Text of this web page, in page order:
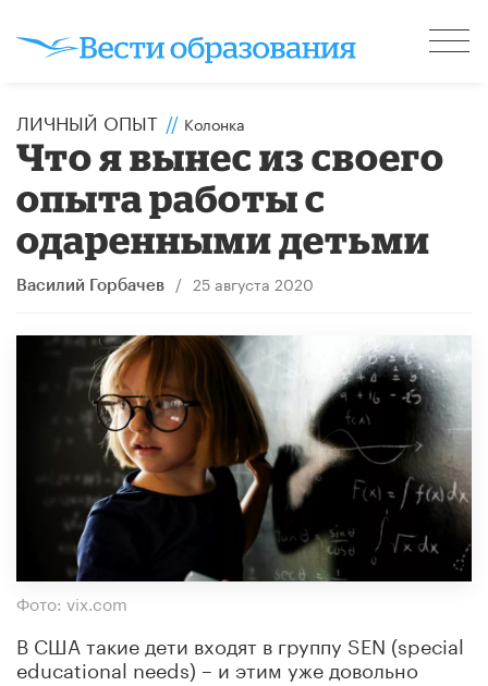
ЛИЧНЫЙ ОПЫТ // Колонка
Что я вынес из своего
опыта работы с
одаренными детьми
Василий Горбачев / 25 августа 2020
Фото: vix.com
В США такие дети входят в группу SEN (special
educational needs) – и этим уже довольно